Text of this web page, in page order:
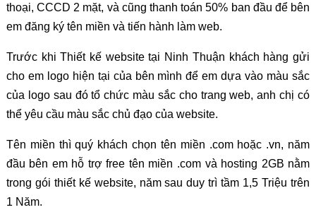
thoại, CCCD 2 mặt, và cũng thanh toán 50% ban đầu để bên
em đăng ký tên miền và tiến hành làm web.
Trước khi Thiết kế website tại Ninh Thuận khách hàng gửi
cho em logo hiện tại của bên mình để em dựa vào màu sắc
của logo sau đó tổ chức màu sắc cho trang web, anh chị có
thể yêu cầu màu sắc chủ đạo của website.
Tên miền thì quý khách chọn tên miền .com hoặc .vn, năm
đầu bên em hỗ trợ free tên miền .com và hosting 2GB nằm
trong gói thiết kế website, năm sau duy trì tầm 1,5 Triệu trên
1 Năm.